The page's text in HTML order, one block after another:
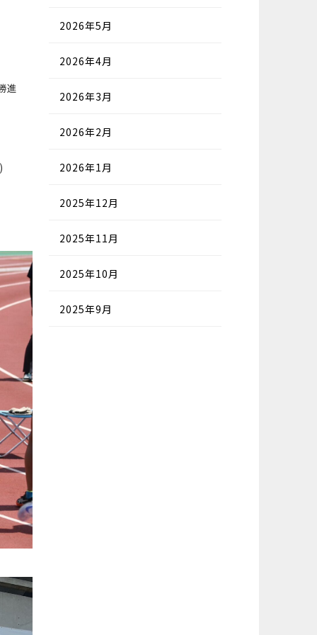
進
2026年5月
2026年4月
2026年3月
2026年2月
2026年1月
2025年12月
2025年11月
2025年10月
2025年9月